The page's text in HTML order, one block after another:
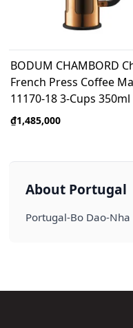
BODUM CHAMBORD
French Press Coffee
11170-18 3-Cups 350ml
₫1,485,000
About Portugal
Portugal-Bo Dao-Nha